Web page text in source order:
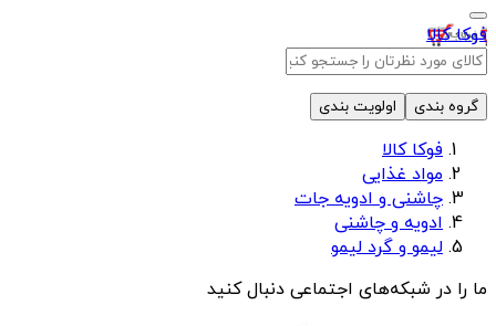
فوکا کالا
گروه بندی اولویت بندی
فوکا کالا
مواد غذایی
چاشنی و ادویه جات
ادویه و چاشنی
لیمو و گرد لیمو
ما را در شبکه‌های اجتماعی دنبال کنید